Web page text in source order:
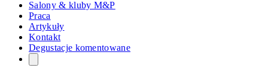
Salony & kluby M&P
Praca
Artykuły
Kontakt
Degustacje komentowane